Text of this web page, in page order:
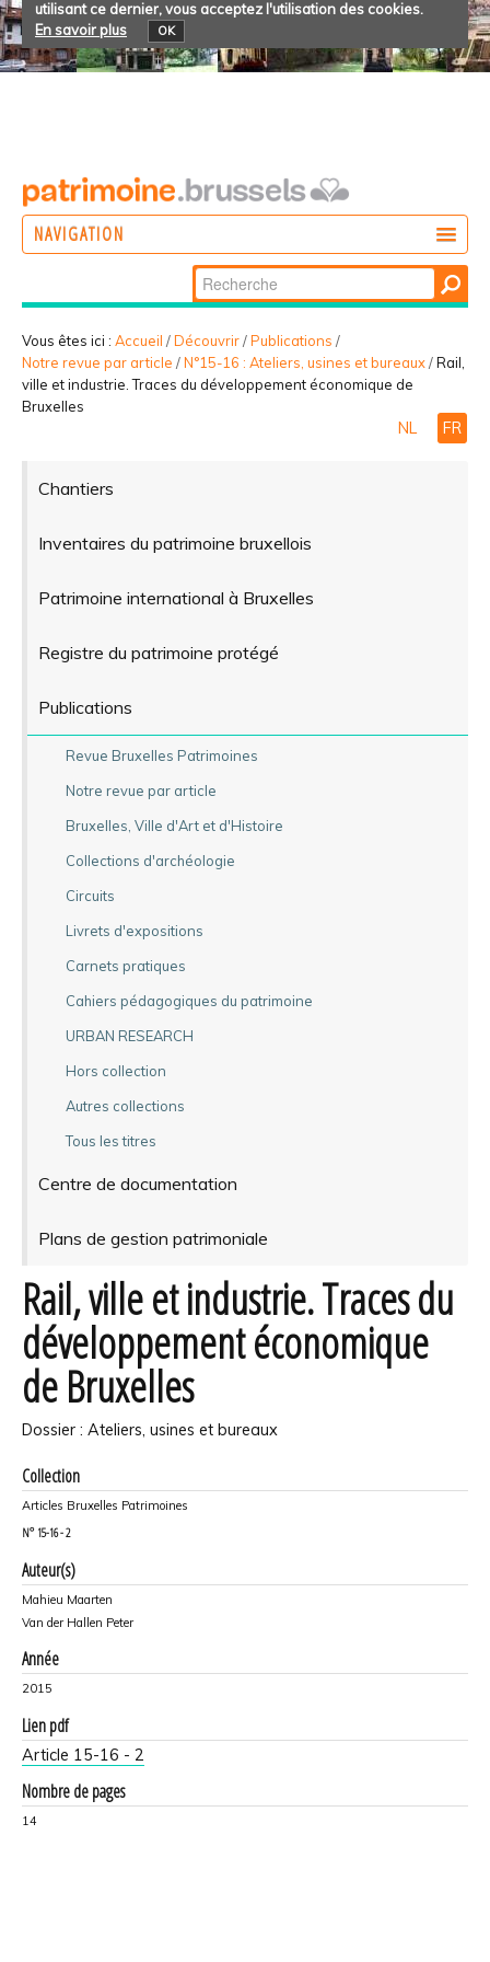
utilisant ce dernier, vous acceptez l'utilisation des cookies.
En savoir plus
OK
NAVIGATION
PARTICIPER
Chercher par
Recherche
avancée…
Vous êtes ici : Accueil /Découvrir/Publications /
Notre revue par article /N°15-16 : Ateliers, usines et bureaux/Rail,
ville et industrie. Traces du développement économique de
Bruxelles
NL FR
Chantiers
Inventaires du patrimoine bruxellois
Patrimoine international à Bruxelles
Registre du patrimoine protégé
Publications
Revue Bruxelles Patrimoines
Notre revue par article
Bruxelles, Ville d'Art et d'Histoire
Collections d'archéologie
Circuits
Livrets d'expositions
Carnets pratiques
Cahiers pédagogiques du patrimoine
URBAN RESEARCH
Hors collection
Autres collections
Tous les titres
Centre de documentation
Plans de gestion patrimoniale
Rail, ville et industrie. Traces du
développement économique
de Bruxelles
Dossier : Ateliers, usines et bureaux
Collection
Articles Bruxelles Patrimoines
N° 15-16 - 2
Auteur(s)
Mahieu Maarten
Van der Hallen Peter
Année
2015
Lien pdf
Article 15-16 - 2
Nombre de pages
14